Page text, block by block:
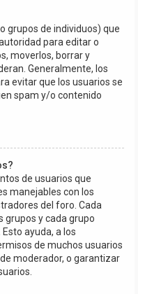
grupos de individuos) que
para editar o
moverlos, borrar y
Generalmente, los
evitar que los usuarios se
spam y/o contenido
de usuarios que
manejables con los
del foro. Cada
grupos y cada grupo
ayuda, a los
de muchos usuarios
moderador, o garantizar